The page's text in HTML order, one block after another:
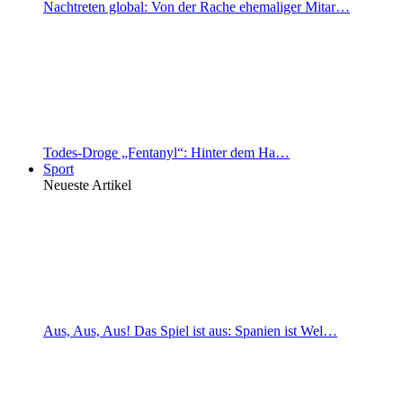
Nachtreten global: Von der Rache ehemaliger Mitar…
Todes-Droge „Fentanyl“: Hinter dem Ha…
Sport
Neueste Artikel
Aus, Aus, Aus! Das Spiel ist aus: Spanien ist Wel…